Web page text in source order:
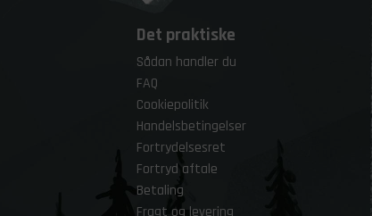
Det praktiske
Sådan handler du
FAQ
Cookiepolitik
Handelsbetingelser
Fortrydelsesret
Fortryd aftale
Betaling
Fragt og levering